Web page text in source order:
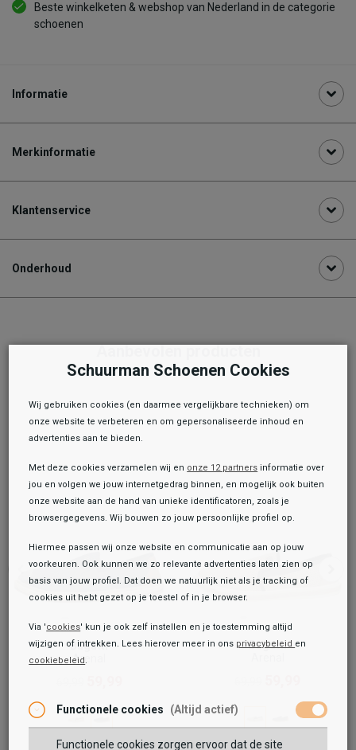
Sportief
69,99
49,99
Beste winkelketen & webshop van Nederland in de categorie
schoenen
Informatie
Merkinformatie
Klantenservice
Onderhoud
Aanbevolen producten
Bugatti
Arenal
Bugatti
Toegevoegd aan je winkeltas!
Schuurman Schoenen Cookies
Wij gebruiken cookies (en daarmee vergelijkbare technieken) om
onze website te verbeteren en om gepersonaliseerde inhoud en
advertenties aan te bieden.
Met deze cookies verzamelen wij en onze 12 partners informatie over
jou en volgen we jouw internetgedrag binnen, en mogelijk ook buiten
onze website aan de hand van unieke identificatoren, zoals je
browsergegevens. Wij bouwen zo jouw persoonlijke profiel op.
Hiermee passen wij onze website en communicatie aan op jouw
voorkeuren. Ook kunnen we zo relevante advertenties laten zien op
basis van jouw profiel. Dat doen we natuurlijk niet als je tracking of
cookies uit hebt gezet op je toestel of in je browser.
Via 'cookies' kun je ook zelf instellen en je toestemming altijd
wijzigen of intrekken. Lees hierover meer in ons privacybeleid en
cookiebeleid.
Functionele cookies (Altijd actief)
Functionele cookies zorgen ervoor dat de site